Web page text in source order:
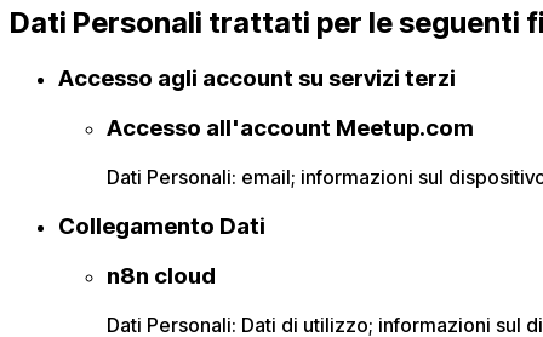
Dati Personali trattati per le seguenti
Accesso agli account su servizi terzi
Accesso all'account Meetup.com
Dati Personali: email; informazioni sul
Collegamento Dati
n8n cloud
Dati Personali: Dati di utilizzo; informazioni sul